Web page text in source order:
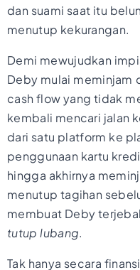
dan suami saat itu
menutup kekurangan.
Demi mewujudkan
Deby mulai meminjam
cash flow yang tidak
kembali mencari jalan
dari satu platform ke
penggunaan kartu
hingga akhirnya
menutup tagihan
membuat Deby
tutup lubang.
Tak hanya secara